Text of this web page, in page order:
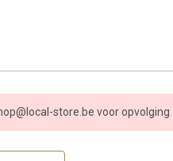
store.be voor opvolging